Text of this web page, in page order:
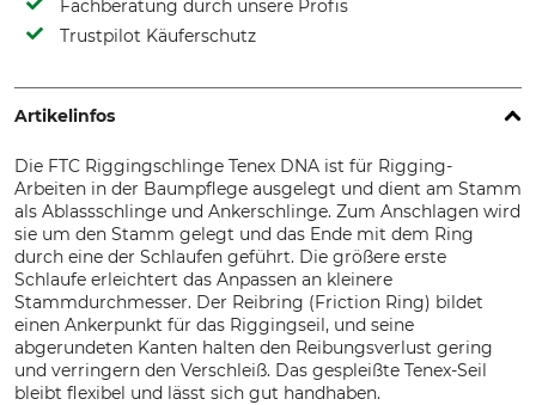
Fachberatung durch unsere Profis
Trustpilot Käuferschutz
Artikelinfos
Die FTC Riggingschlinge Tenex DNA ist für Rigging-
Arbeiten in der Baumpflege ausgelegt und dient am Stamm
als Ablassschlinge und Ankerschlinge. Zum Anschlagen wird
sie um den Stamm gelegt und das Ende mit dem Ring
durch eine der Schlaufen geführt. Die größere erste
Schlaufe erleichtert das Anpassen an kleinere
Stammdurchmesser. Der Reibring (Friction Ring) bildet
einen Ankerpunkt für das Riggingseil, und seine
abgerundeten Kanten halten den Reibungsverlust gering
und verringern den Verschleiß. Das gespleißte Tenex-Seil
bleibt flexibel und lässt sich gut handhaben.